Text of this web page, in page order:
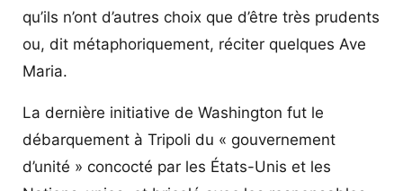
qu’ils n’ont d’autres choix que d’être très prudents
ou, dit métaphoriquement, réciter quelques Ave
Maria.
La dernière initiative de Washington fut le
débarquement à Tripoli du « gouvernement
d’unité » concocté par les États-Unis et les